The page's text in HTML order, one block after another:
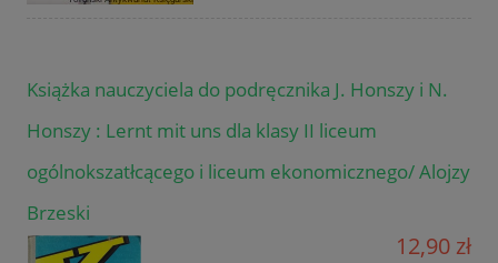
Książka nauczyciela do podręcznika J. Honszy i N.
Honszy : Lernt mit uns dla klasy II liceum
ogólnokszatłcącego i liceum ekonomicznego/ Alojzy
Brzeski
12,90 zł